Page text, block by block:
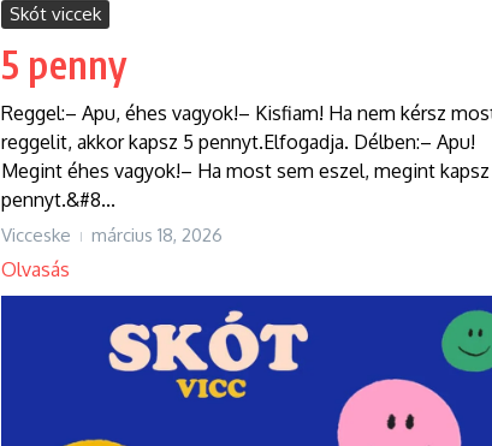
Skót viccek
5 penny
Reggel:– Apu, éhes vagyok!– Kisfiam! Ha nem kérsz
reggelit, akkor kapsz 5 pennyt.Elfogadja. Délben:– Apu!
Megint éhes vagyok!– Ha most sem eszel, megint
pennyt.&#8...
Vicceske március 18, 2026
Olvasás